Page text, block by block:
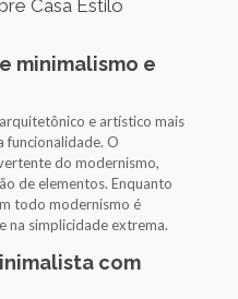
Casa Estilo
minimalismo e
e artístico mais
funcionalidade. O
do modernismo,
de elementos. Enquanto
todo modernismo é
na simplicidade extrema.
com